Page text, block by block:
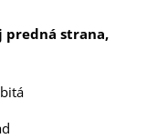
predná strana,